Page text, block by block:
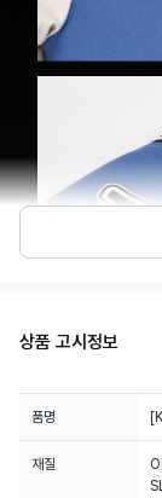
상품 고시정보
품명
재질